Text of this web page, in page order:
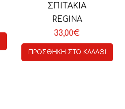
ΣΠΙΤΑΚΙΑ
REGINA
33,00€
ΠΡΟΣΘΉΚΗ ΣΤΟ ΚΑΛΆΘΙ